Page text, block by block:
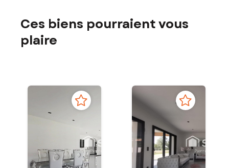
Ces biens pourraient vous
plaire